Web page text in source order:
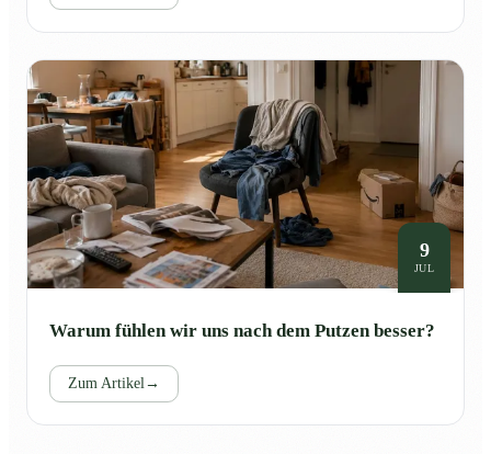
9
JUL
Warum fühlen wir uns nach dem Putzen besser?
Zum Artikel →